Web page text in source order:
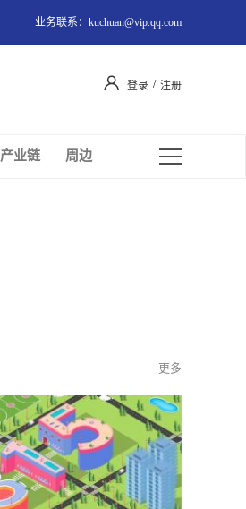
业务联系：kuchuan@vip.qq.com
登录 / 注册
产业链 周边
更多